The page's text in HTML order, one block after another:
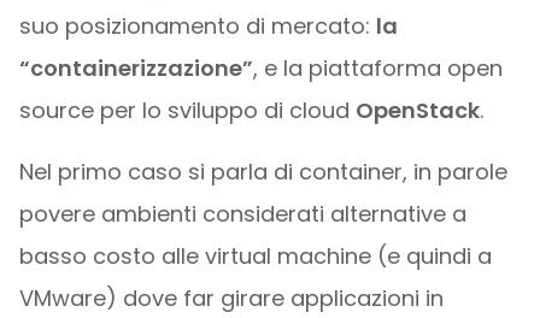
suo posizionamento di mercato: la
“containerizzazione”, e la piattaforma open
source per lo sviluppo di cloud OpenStack.
Nel primo caso si parla di container, in parole
povere ambienti considerati alternative a
basso costo alle virtual machine (e quindi a
VMware) dove far girare applicazioni in